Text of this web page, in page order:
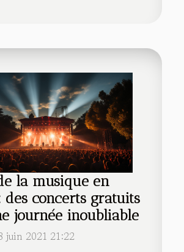
la musique en
des concerts gratuits
journée inoubliable
juin 2021 21:22